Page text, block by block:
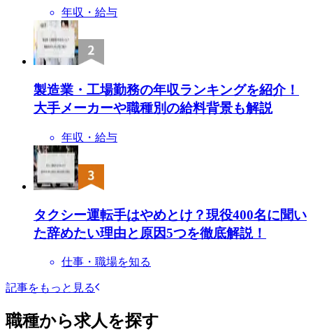
年収・給与
製造業・工場勤務の年収ランキングを紹介！
大手メーカーや職種別の給料背景も解説
年収・給与
タクシー運転手はやめとけ？現役400名に聞い
た辞めたい理由と原因5つを徹底解説！
仕事・職場を知る
記事をもっと見る
職種から求人を探す